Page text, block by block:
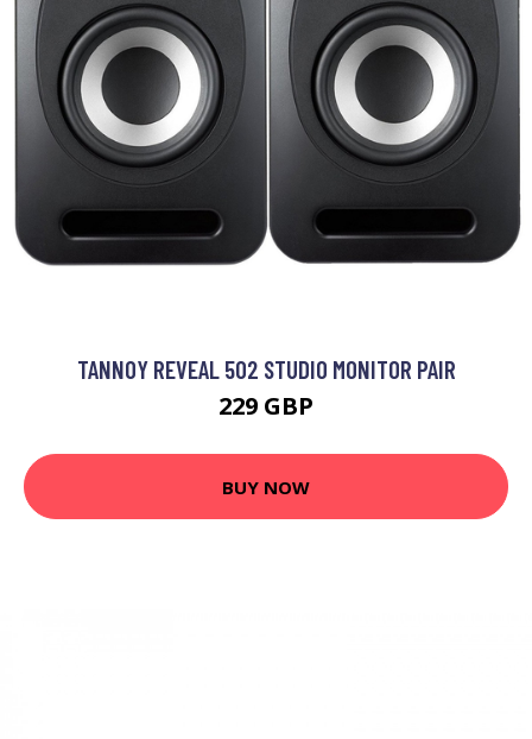
TANNOY REVEAL 502 STUDIO MONITOR PAIR
229 GBP
BUY NOW